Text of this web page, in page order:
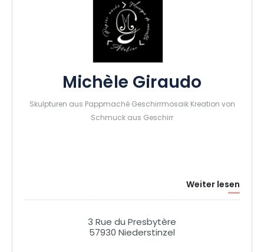
Michèle Giraudo
Skulpturen aus Pappmaché Geschirrmosaik Kreation von
Schmuck aus Geschirr
Weiter lesen
3 Rue du Presbytère
57930 Niederstinzel